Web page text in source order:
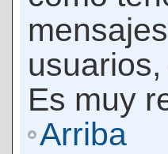
Es muy
Arriba